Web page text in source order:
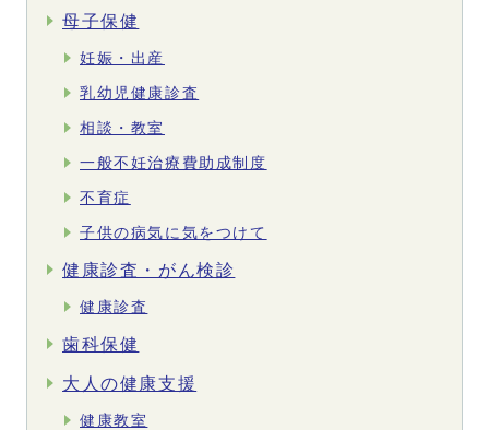
母子保健
妊娠・出産
乳幼児健康診査
相談・教室
一般不妊治療費助成制度
不育症
子供の病気に気をつけて
健康診査・がん検診
健康診査
歯科保健
大人の健康支援
健康教室